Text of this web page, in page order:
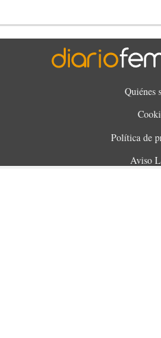
Quiénes
Política de
Aviso